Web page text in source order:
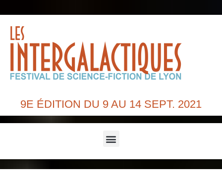
9E ÉDITION DU 9 AU 14 SEPT. 2021